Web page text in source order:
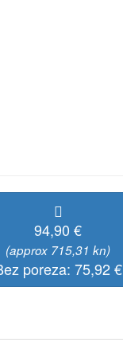
94,90 €
(approx 715,31 kn)
poreza: 75,92 €